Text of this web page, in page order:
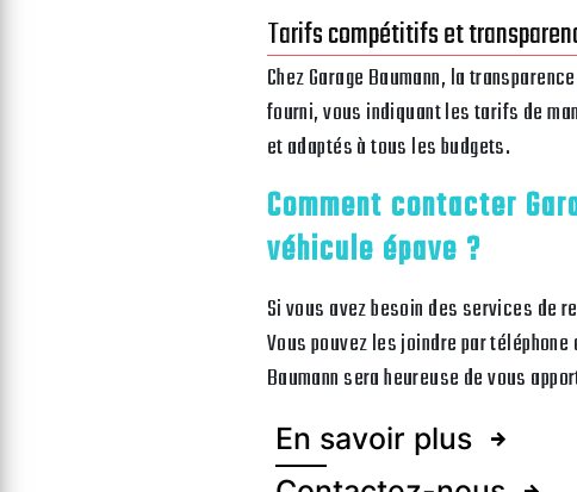
Tarifs compétitifs et
Chez Garage Baumann, la
fourni, vous indiquant les tarifs de
et adaptés à tous les budgets.
Comment contacter
véhicule épave ?
Si vous avez besoin des services de
Vous pouvez les joindre par téléphone
Baumann sera heureuse de vous
En savoir plus